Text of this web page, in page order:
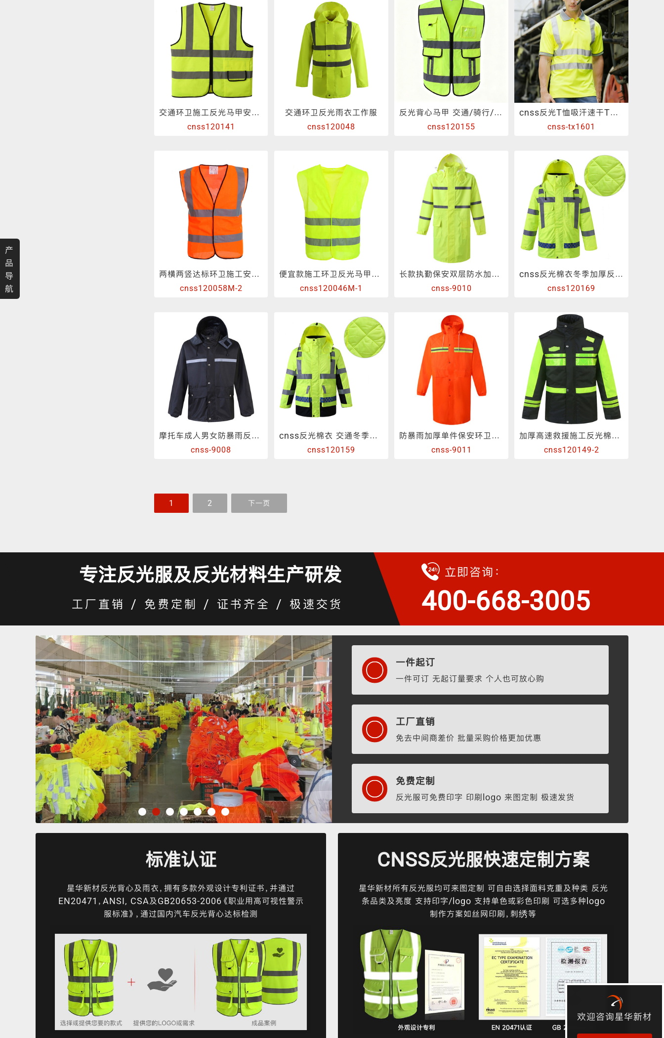
交通环卫施工反光马甲安全背心带口袋
cnss120141
交通环卫反光雨衣工作服
cnss120048
反光背心马甲 交通/骑行/环卫/施工荧光背心可印字
cnss120155
cnss反光T恤吸汗速干T恤夜跑服
cnss-tx1601
两横两竖达标环卫施工安全背心
cnss120058M-2
便宜款施工环卫反光马甲背心可印logo
cnss120046M-1
长款执勤保安双层防水加厚防暴雨反光雨衣
cnss-9010
cnss反光棉衣冬季加厚反光防寒服道路交通安全荧光棉衣外套
cnss120169
摩托车成人男女防暴雨反光雨衣套装
cnss-9008
cnss反光棉衣 交通冬季安全加厚棉服两件套
cnss120159
防暴雨加厚单件保安环卫长款防水反光雨衣
cnss-9011
加厚高速救援施工反光棉衣外套
cnss120149-2
1 2 下一页
专注反光服及反光材料生产研发
工厂直销 / 免费定制 / 证书齐全 / 极速交货
立即咨询：
400-668-3005
一件起订
一件可订 无起订量要求 个人也可放心购
工厂直销
免去中间商差价 批量采购价格更加优惠
免费定制
反光服可免费印字 印刷logo 来图定制 极速发货
标准认证
星华新材反光背心及雨衣，拥有多款外观设计专利证书，并通过
EN20471，ANSI, CSA及GB20653-2006《职业用高可视性警示
服标准》，通过国内汽车反光背心达标检测
CNSS反光服快速定制方案
星华新材所有反光服均可来图定制 可自由选择面料克重及种类 反光
条品类及亮度 支持印字/logo 支持单色或彩色印刷 可选多种logo
制作方案如丝网印刷，刺绣等
产
品
导
航
欢迎咨询星华新材